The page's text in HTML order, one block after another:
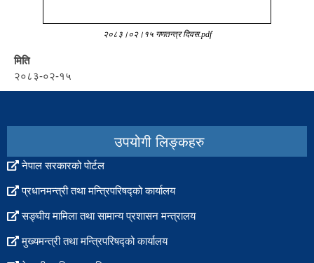
२०८३।०२।१५ गणतन्त्र दिवस.pdf
मिति
२०८३-०२-१५
set
उपयोगी लिङ्कहरु
नेपाल सरकारको पोर्टल
प्रधानमन्त्री तथा मन्त्रिपरिषद्को कार्यालय
सङ्घीय मामिला तथा सामान्य प्रशासन मन्त्रालय
मुख्यमन्त्री तथा मन्त्रिपरिषद्को कार्यालय